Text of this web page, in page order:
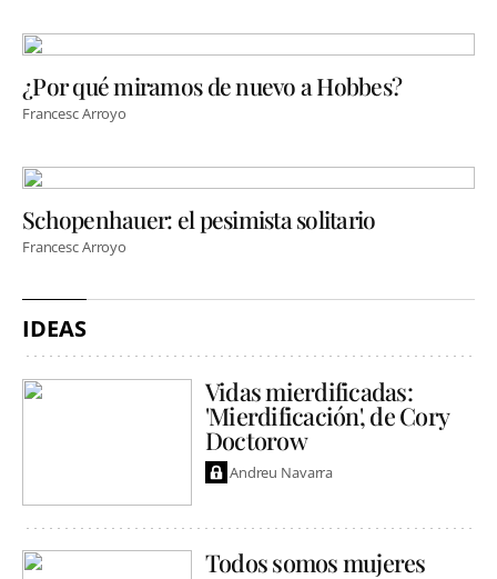
¿Por qué miramos de nuevo a Hobbes?
Francesc Arroyo
Schopenhauer: el pesimista solitario
Francesc Arroyo
IDEAS
Vidas mierdificadas:
'Mierdificación', de Cory
Doctorow
Andreu Navarra
Todos somos mujeres